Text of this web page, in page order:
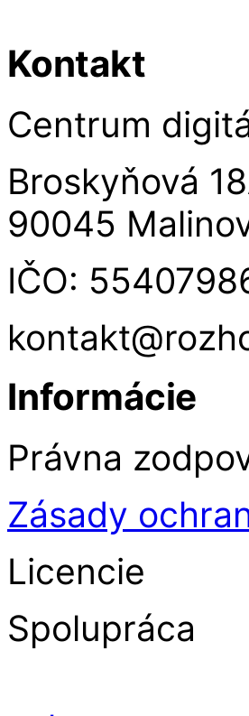
Kontakt
Centrum
Broskyňová
90045
IČO:
Informácie
Právna
Zásady
Licencie
Spolupráca